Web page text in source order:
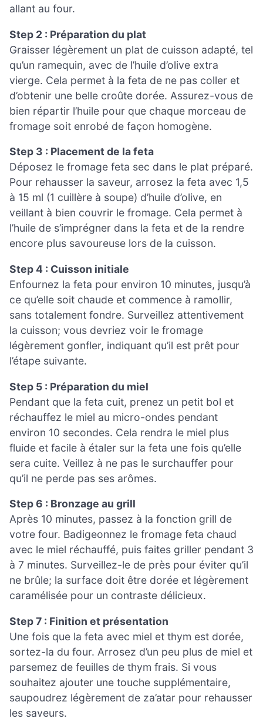
allant au four.
Step 2 : Préparation du plat
Graisser légèrement un plat de cuisson adapté, tel
qu’un ramequin, avec de l’huile d’olive extra
vierge. Cela permet à la feta de ne pas coller et
d’obtenir une belle croûte dorée. Assurez-vous de
bien répartir l’huile pour que chaque morceau de
fromage soit enrobé de façon homogène.
Step 3 : Placement de la feta
Déposez le fromage feta sec dans le plat préparé.
Pour rehausser la saveur, arrosez la feta avec 1,5
à 15 ml (1 cuillère à soupe) d’huile d’olive, en
veillant à bien couvrir le fromage. Cela permet à
l’huile de s’imprégner dans la feta et de la rendre
encore plus savoureuse lors de la cuisson.
Step 4 : Cuisson initiale
Enfournez la feta pour environ 10 minutes, jusqu’à
ce qu’elle soit chaude et commence à ramollir,
sans totalement fondre. Surveillez attentivement
la cuisson; vous devriez voir le fromage
légèrement gonfler, indiquant qu’il est prêt pour
l’étape suivante.
Step 5 : Préparation du miel
Pendant que la feta cuit, prenez un petit bol et
réchauffez le miel au micro-ondes pendant
environ 10 secondes. Cela rendra le miel plus
fluide et facile à étaler sur la feta une fois qu’elle
sera cuite. Veillez à ne pas le surchauffer pour
qu’il ne perde pas ses arômes.
Step 6 : Bronzage au grill
Après 10 minutes, passez à la fonction grill de
votre four. Badigeonnez le fromage feta chaud
avec le miel réchauffé, puis faites griller pendant 3
à 7 minutes. Surveillez-le de près pour éviter qu’il
ne brûle; la surface doit être dorée et légèrement
caramélisée pour un contraste délicieux.
Step 7 : Finition et présentation
Une fois que la feta avec miel et thym est dorée,
sortez-la du four. Arrosez d’un peu plus de miel et
parsemez de feuilles de thym frais. Si vous
souhaitez ajouter une touche supplémentaire,
saupoudrez légèrement de za’atar pour rehausser
les saveurs.